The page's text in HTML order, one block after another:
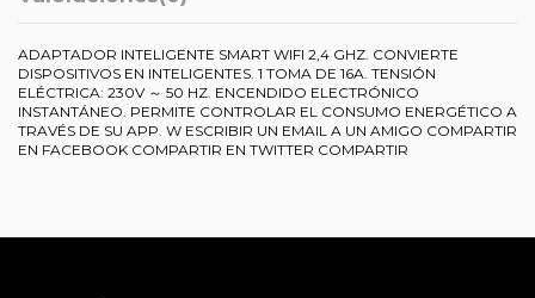
ADAPTADOR INTELIGENTE SMART WIFI 2,4 GHZ. CONVIERTE
DISPOSITIVOS EN INTELIGENTES. 1 TOMA DE 16A. TENSIÓN
ELÉCTRICA: 230V ～ 50 HZ. ENCENDIDO ELECTRÓNICO
INSTANTÁNEO. PERMITE CONTROLAR EL CONSUMO ENERGÉTICO A
TRAVÉS DE SU APP. W ESCRIBIR UN EMAIL A UN AMIGO COMPARTIR
EN FACEBOOK COMPARTIR EN TWITTER COMPARTIR